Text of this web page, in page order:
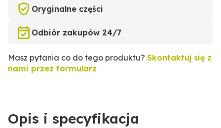
Oryginalne części
Odbiór zakupów 24/7
Masz pytania co do tego produktu? Skontaktuj się z
nami przez formularz
Opis i specyfikacja